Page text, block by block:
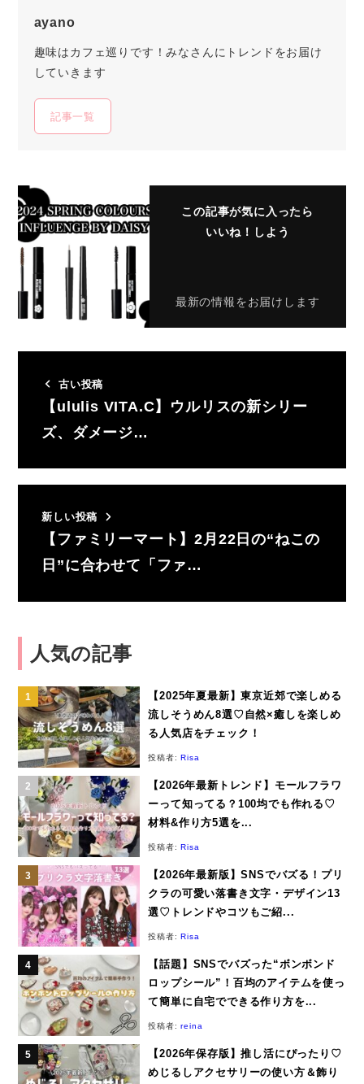
ayano
趣味はカフェ巡りです！みなさんにトレンドをお届け
していきます
記事一覧
この記事が気に入ったら
いいね！しよう
最新の情報をお届けします
古い投稿
【ululis VITA.C】ウルリスの新シリー
ズ、ダメージ…
新しい投稿
【ファミリーマート】2月22日の“ねこの
日”に合わせて「ファ…
人気の記事
【2025年夏最新】東京近郊で楽しめる
流しそうめん8選♡自然×癒しを楽しめ
る人気店をチェック！
投稿者:Risa
【2026年最新トレンド】モールフラワ
ーって知ってる？100均でも作れる♡
材料&作り方5選を...
投稿者:Risa
【2026年最新版】SNSでバズる！プリ
クラの可愛い落書き文字・デザイン13
選♡トレンドやコツもご紹...
投稿者:Risa
【話題】SNSでバズった“ボンボンド
ロップシール”！百均のアイテムを使っ
て簡単に自宅でできる作り方を...
投稿者:reina
【2026年保存版】推し活にぴったり♡
めじるしアクセサリーの使い方＆飾り